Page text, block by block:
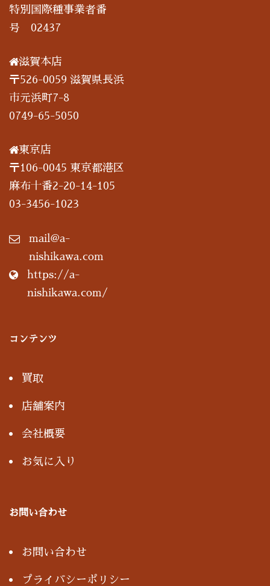
特別国際種事業者番
号 02437
滋賀本店
〒526-0059 滋賀県長浜
市元浜町7-8
0749-65-5050
東京店
〒106-0045 東京都港区
麻布十番2-20-14-105
03-3456-1023
mail@a-
nishikawa.com
https://a-
nishikawa.com/
コンテンツ
買取
店舗案内
会社概要
お気に入り
お問い合わせ
お問い合わせ
プライバシーポリシー